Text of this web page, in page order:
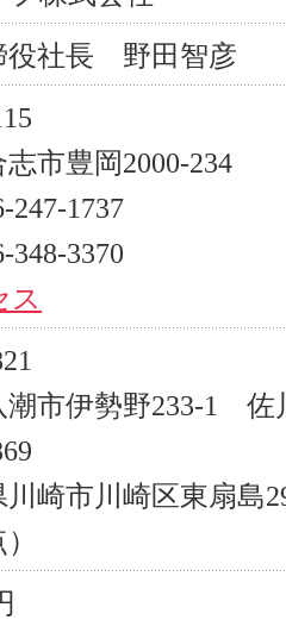
役社長 野田智彦
市豊岡2000-234
247-1737
348-3370
ス
潮市伊勢野233-1 佐
川崎市川崎区東扇